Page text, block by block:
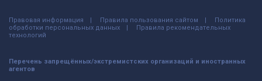
Правовая информация Правила пользования сайтом
Политика
обработки персональных данных
Правила рекомендательных
технологий
Перечень запрещённых/экстремистских организаций и иностранных
агентов